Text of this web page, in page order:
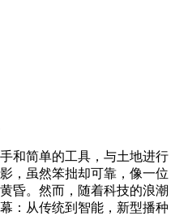
和简单的工具，与土地进行
，虽然笨拙却可靠，像一位
昏。然而，随着科技的浪潮
：从传统到智能，新型播种